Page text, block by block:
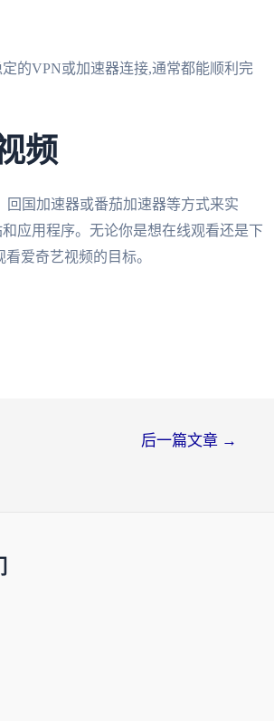
的VPN或加速器连接,通常都能顺利完
频
国加速器或番茄加速器等方式来实
应用程序。无论你是想在线观看还是下
爱奇艺视频的目标。
后一篇文章 →